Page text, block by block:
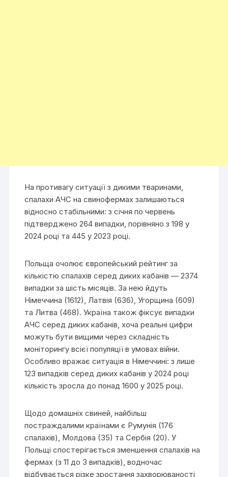
На противагу ситуації з дикими тваринами,
спалахи АЧС на свинофермах залишаються
відносно стабільними: з січня по червень
підтверджено 264 випадки, порівняно з 198 у
2024 році та 445 у 2023 році.
Польща очолює європейський рейтинг за
кількістю спалахів серед диких кабанів — 2374
випадки за шість місяців. За нею йдуть
Німеччина (1612), Латвія (636), Угорщина (609)
та Литва (468). Україна також фіксує випадки
АЧС серед диких кабанів, хоча реальні цифри
можуть бути вищими через складність
моніторингу всієї популяції в умовах війни.
Особливо вражає ситуація в Німеччині: з лише
123 випадків серед диких кабанів у 2024 році
кількість зросла до понад 1600 у 2025 році.
Щодо домашніх свиней, найбільш
постраждалими країнами є Румунія (176
спалахів), Молдова (35) та Сербія (20). У
Польщі спостерігається зменшення спалахів на
фермах (з 11 до 3 випадків), водночас
відбувається різке зростання захворюваності